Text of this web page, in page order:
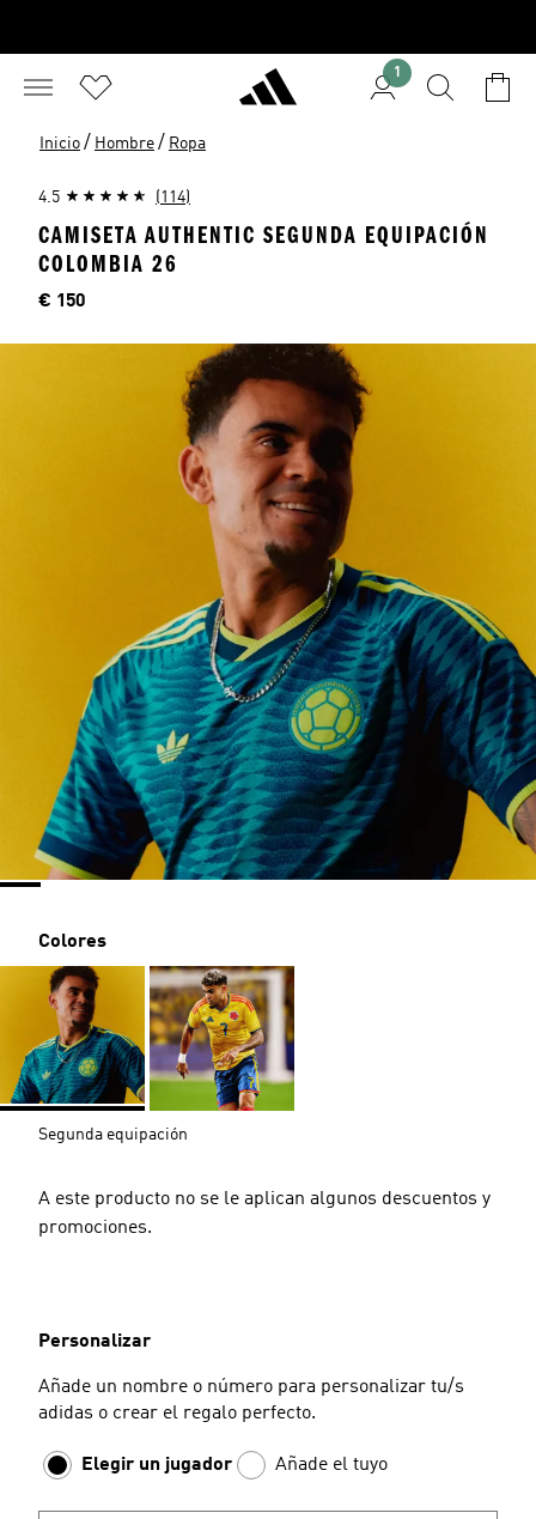
1
Inicio / Hombre / Ropa
4.5 (114)
CAMISETA AUTHENTIC SEGUNDA EQUIPACIÓN
COLOMBIA 26
Precio
€ 150
Colores
Segunda equipación
A este producto no se le aplican algunos descuentos y
promociones.
Personalizar
Añade un nombre o número para personalizar tu/s
adidas o crear el regalo perfecto.
Elegir un jugador Añade el tuyo